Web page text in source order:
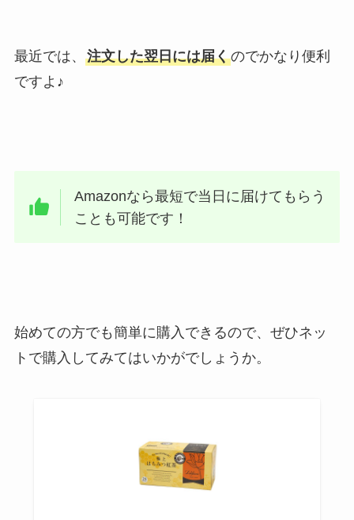
最近では、 注文した翌日には届くのでかなり便利
ですよ♪
Amazonなら最短で当日に届けてもらう
ことも可能です！
始めての方でも簡単に購入できるので、ぜひネッ
トで購入してみてはいかがでしょうか。